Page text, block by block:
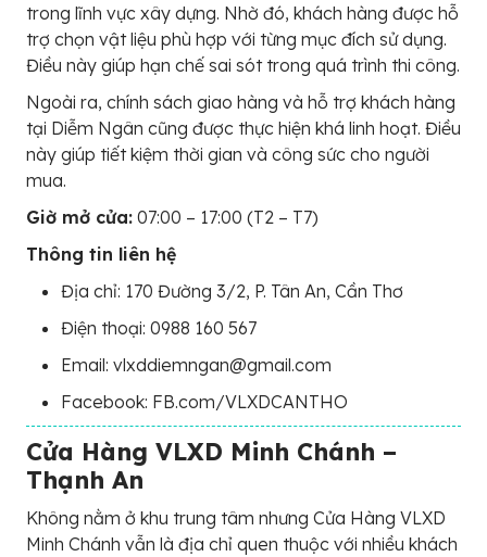
trong lĩnh vực xây dựng. Nhờ đó, khách hàng được hỗ
trợ chọn vật liệu phù hợp với từng mục đích sử dụng.
Điều này giúp hạn chế sai sót trong quá trình thi công.
Ngoài ra, chính sách giao hàng và hỗ trợ khách hàng
tại Diễm Ngân cũng được thực hiện khá linh hoạt. Điều
này giúp tiết kiệm thời gian và công sức cho người
mua.
Giờ mở cửa: 07:00 – 17:00 (T2 – T7)
Thông tin liên hệ
Địa chỉ: 170 Đường 3/2, P. Tân An, Cần Thơ
Điện thoại: 0988 160 567
Email: vlxddiemngan@gmail.com
Facebook: FB.com/VLXDCANTHO
Cửa Hàng VLXD Minh Chánh –
Thạnh An
Không nằm ở khu trung tâm nhưng Cửa Hàng VLXD
Minh Chánh vẫn là địa chỉ quen thuộc với nhiều khách